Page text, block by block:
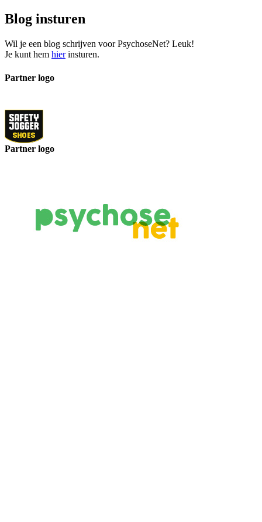
Blog insturen
Wil je een blog schrijven voor PsychoseNet? Leuk!
Je kunt hem hierinsturen.
Partner logo
Partner logo